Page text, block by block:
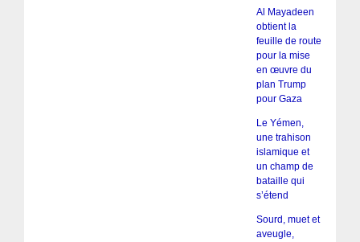
Al Mayadeen
obtient la
feuille de route
pour la mise
en œuvre du
plan Trump
pour Gaza
Le Yémen,
une trahison
islamique et
un champ de
bataille qui
s’étend
Sourd, muet et
aveugle,